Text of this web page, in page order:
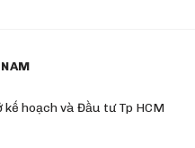
hoạch và Đầu tư Tp HCM